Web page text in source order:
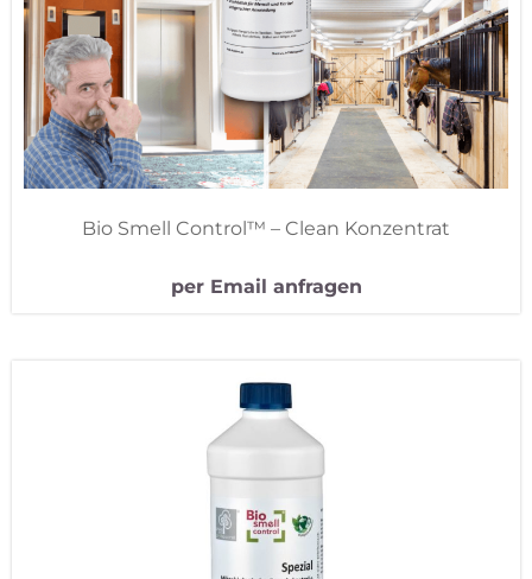
Bio Smell Control™ – Clean Konzentrat
per Email anfragen